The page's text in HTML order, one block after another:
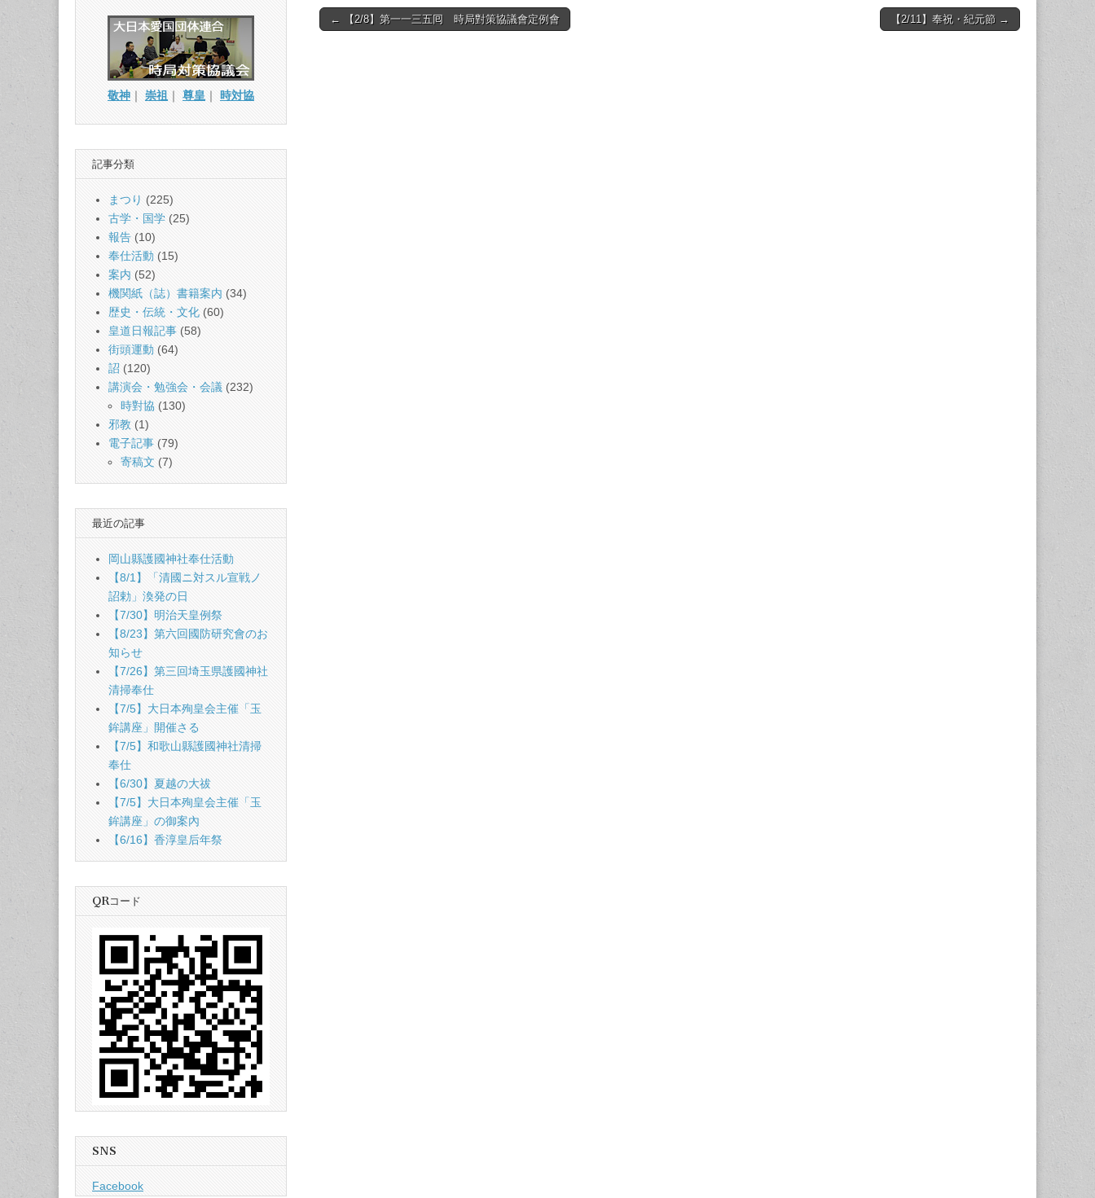
Post
← 【2/8】第一一三五囘 時局對策協議會定例會 【2/11】奉祝・紀元節 →
敬神 ｜ 崇祖 ｜ 尊皇 ｜ 時対協
記事分類
まつり (225)
古学・国学 (25)
報告 (10)
奉仕活動 (15)
案内 (52)
機関紙（誌）書籍案内 (34)
歴史・伝統・文化 (60)
皇道日報記事 (58)
街頭運動 (64)
詔 (120)
講演会・勉強会・会議 (232)
時對協 (130)
邪教 (1)
電子記事 (79)
寄稿文 (7)
最近の記事
岡山縣護國神社奉仕活動
【8/1】「清國ニ対スル宣戦ノ
詔勅」渙発の日
【7/30】明治天皇例祭
【8/23】第六回國防研究會のお
知らせ
【7/26】第三回埼玉県護國神社
清掃奉仕
【7/5】大日本殉皇会主催「玉
鉾講座」開催さる
【7/5】和歌山縣護國神社清掃
奉仕
【6/30】夏越の大祓
【7/5】大日本殉皇会主催「玉
鉾講座」の御案內
【6/16】香淳皇后年祭
QRコード
SNS
Facebook